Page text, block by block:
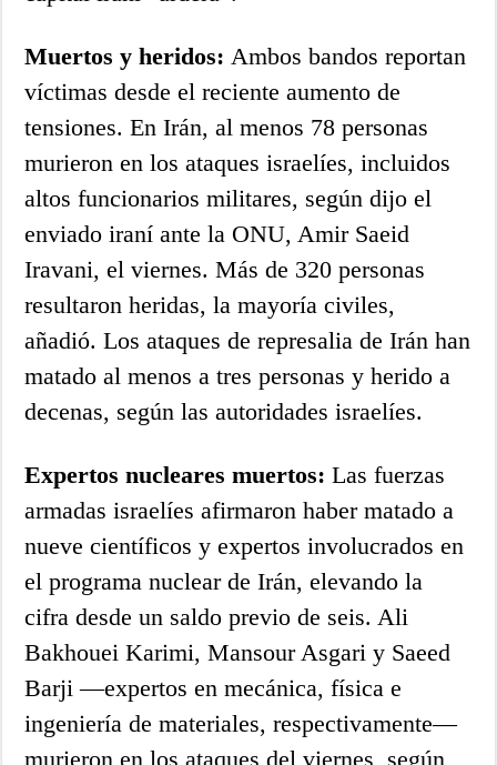
Muertos y heridos: Ambos bandos reportan
víctimas desde el reciente aumento de
tensiones. En Irán, al menos 78 personas
murieron en los ataques israelíes, incluidos
altos funcionarios militares, según dijo el
enviado iraní ante la ONU, Amir Saeid
Iravani, el viernes. Más de 320 personas
resultaron heridas, la mayoría civiles,
añadió. Los ataques de represalia de Irán han
matado al menos a tres personas y herido a
decenas, según las autoridades israelíes.
Expertos nucleares muertos: Las fuerzas
armadas israelíes afirmaron haber matado a
nueve científicos y expertos involucrados en
el programa nuclear de Irán, elevando la
cifra desde un saldo previo de seis. Ali
Bakhouei Karimi, Mansour Asgari y Saeed
Barji —expertos en mecánica, física e
ingeniería de materiales, respectivamente—
murieron en los ataques del viernes, según